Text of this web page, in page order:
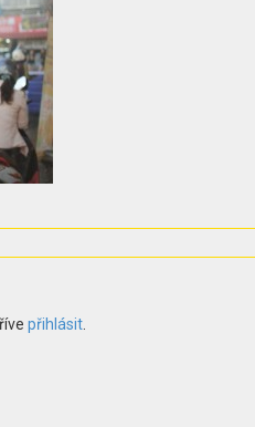
přihlásit.